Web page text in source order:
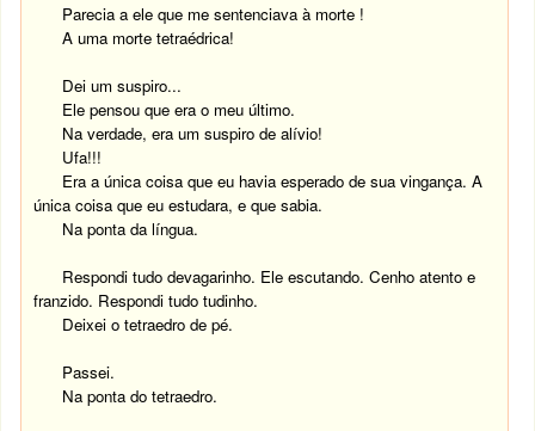
Parecia a ele que me sentenciava à morte !
A uma morte tetraédrica!
Dei um suspiro...
Ele pensou que era o meu último.
Na verdade, era um suspiro de alívio!
Ufa!!!
Era a única coisa que eu havia esperado de sua vingança. A
única coisa que eu estudara, e que sabia.
Na ponta da língua.
Respondi tudo devagarinho. Ele escutando. Cenho atento e
franzido. Respondi tudo tudinho.
Deixei o tetraedro de pé.
Passei.
Na ponta do tetraedro.